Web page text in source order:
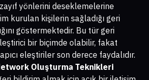
yönlerini deseklemelerine
kurulan kişilerin sağladığı geri
göstermektedir. Bu tür geri
bir biçimde olabilir, fakat
eleştiriler son derece faydalıdır.
Oluşturma Teknikleri